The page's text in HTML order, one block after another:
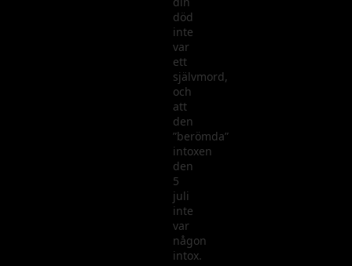
död
inte
var
ett
självmord,
och
att
den
”berömda”
intoxen
den
5
juli
inte
var
någon
intox.